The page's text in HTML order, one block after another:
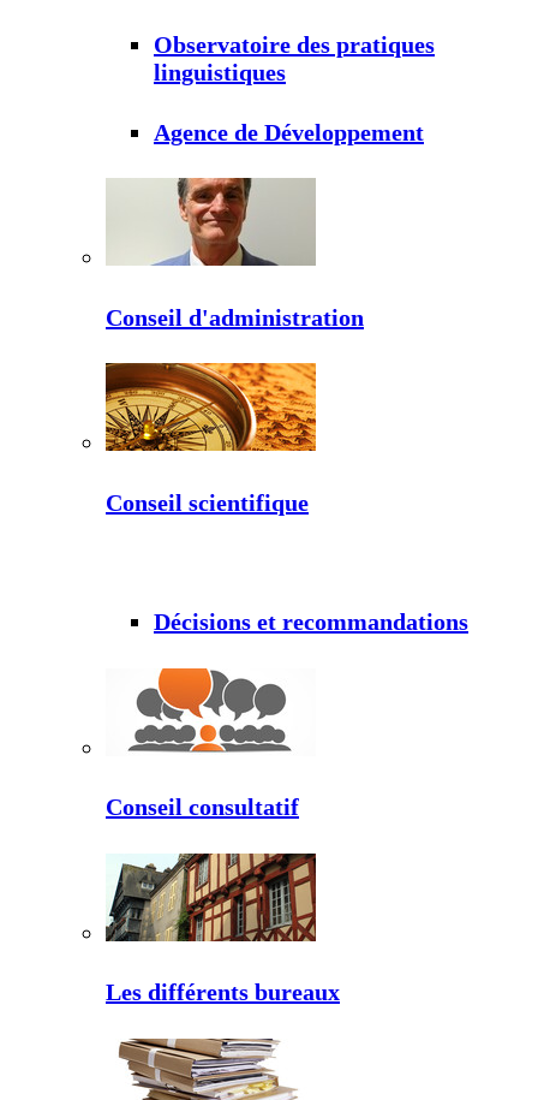
Observatoire des pratiques
linguistiques
Agence de Développement
Conseil d'administration
Conseil scientifique
Décisions et recommandations
Conseil consultatif
Les différents bureaux